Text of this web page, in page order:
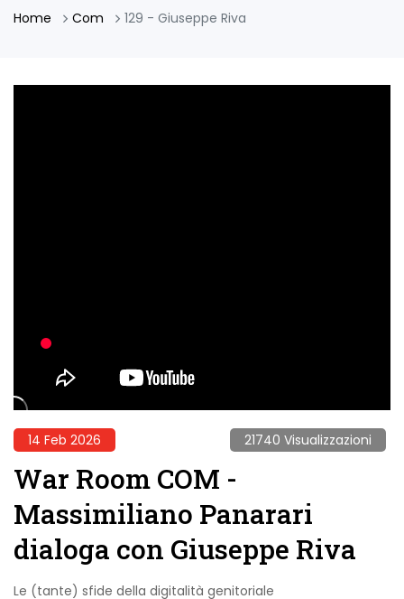
Home Com 129 - Giuseppe Riva
14 Feb 2026 21740 Visualizzazioni
War Room COM -
Massimiliano Panarari
dialoga con Giuseppe Riva
Le (tante) sfide della digitalità genitoriale